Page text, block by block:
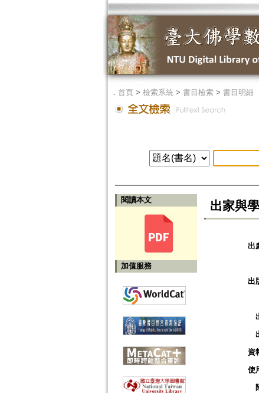
． 首頁> 檢索系統> 書目檢索> 書目明細
閱讀本文
加值服務
出家與
出
出
資
使